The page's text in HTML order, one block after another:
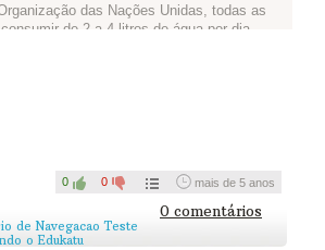
das Nações Unidas, todas as
de 2 a 4 litros de água por dia,
a 5.000 litros de água para produzir
forma de produzir e consumir
seu processo produtivo, inclusive água!
1/3 dos alimentos comprados vão direto
0 0 mais de 5 anos
0 comentários
de Navegacao Teste
o Edukatu